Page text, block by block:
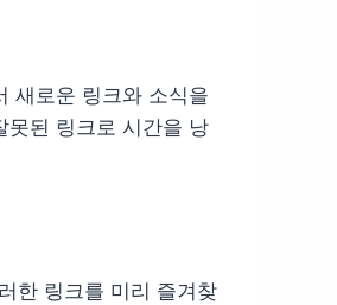
새로운 링크와 소식을
못된 링크로 시간을 낭
한 링크를 미리 즐겨찾